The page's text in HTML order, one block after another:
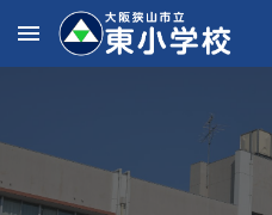
Skip to main content